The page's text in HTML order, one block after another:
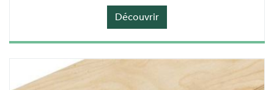
Découvrir